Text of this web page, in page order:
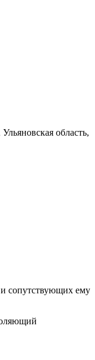
область,
сопутствующих ему